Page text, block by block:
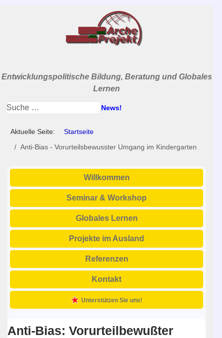
Entwicklungspolitische Bildung, Beratung und Globales
Lernen
News!
Aktuelle Seite:
Startseite
Anti-Bias - Vorurteilsbewusster Umgang im Kindergarten
Willkommen
Seminar & Workshop
Globales Lernen
Projekte im Ausland
Referenzen
Kontakt
Unterstützen Sie uns!
Anti-Bias: Vorurteilbewußter